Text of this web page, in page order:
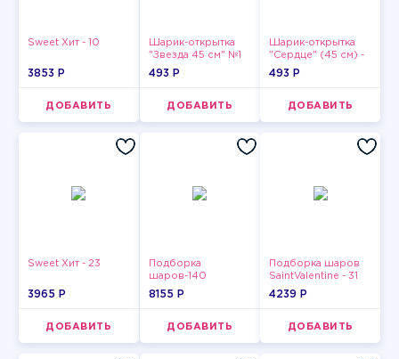
Sweet Хит - 10
3853 P
ДОБАВИТЬ
Шарик-открытка
"Звезда 45 см" №1
493 P
ДОБАВИТЬ
Шарик-открытка
"Сердце" (45 см) -
2
493 P
ДОБАВИТЬ
Sweet Хит - 23
3965 P
ДОБАВИТЬ
Подборка
шаров-140
8155 P
ДОБАВИТЬ
Подборка шаров
SaintValentine - 31
4239 P
ДОБАВИТЬ